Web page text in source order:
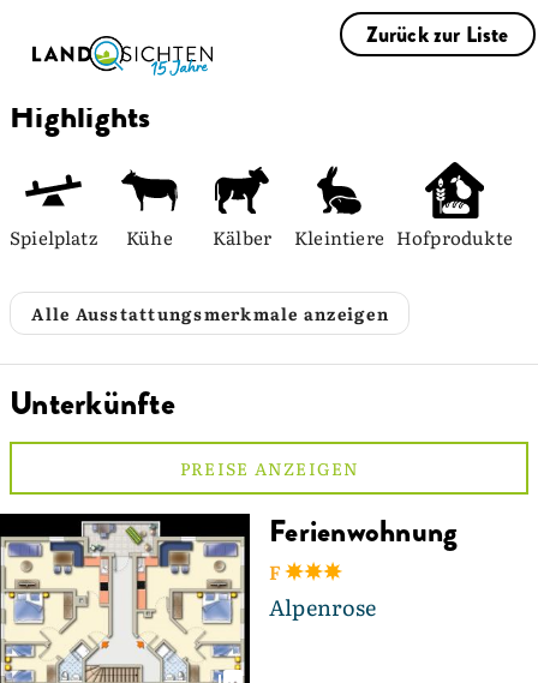
Zurück zur Liste
Highlights
Spielplatz Kühe Kälber Kleintiere Hofprodukte
Alle Ausstattungsmerkmale anzeigen
Unterkünfte
PREISE ANZEIGEN
Ferienwohnung
F
Alpenrose